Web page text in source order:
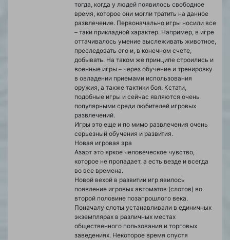
тогда, когда у людей появилось свободное
время, которое они могли тратить на данное
развлечение. Первоначально игры носили все
– таки прикладной характер. Например, в игре
оттачивалось умение выслеживать животное,
преследовать его и, в конечном счете,
добывать. На таком же принципе строились и
военные игры – через обучение и тренировку
в овладении приемами использования
оружия, а также тактики боя. Кстати,
подобные игры и сейчас являются очень
популярными среди любителей игровых
развлечений.
Игры это еще и по мимо развлечения очень
серьезный обучения и развития.
Новая игровая эра
Азарт это яркое человеческое чувство,
которое не пропадает, а есть везде и всегда
во все времена.
Новой вехой в развитии игр явилось
появление игровых автоматов (слотов) во
второй половине позапрошлого века.
Поначалу слоты устанавливали в единичных
экземплярах в различных местах
общественного пользования и торговых
заведениях. Некоторое время спустя